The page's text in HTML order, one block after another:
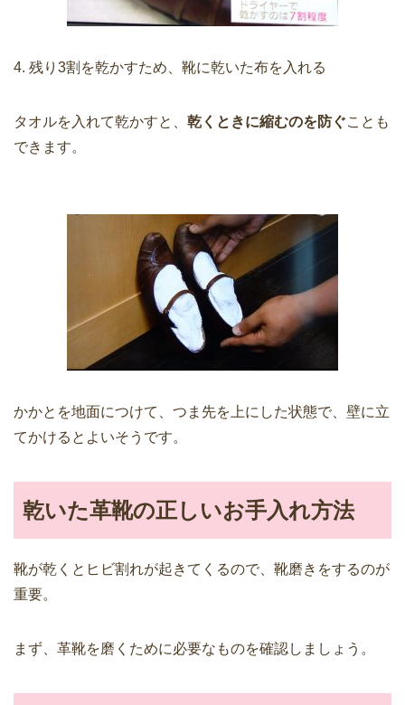
4. 残り3割を乾かすため、靴に乾いた布を入れる
タオルを入れて乾かすと、 乾くときに縮むのを防ぐことも
できます。
かかとを地面につけて、つま先を上にした状態で、壁に立
てかけるとよいそうです。
乾いた革靴の正しいお手入れ方法
靴が乾くとヒビ割れが起きてくるので、靴磨きをするのが
重要。
まず、革靴を磨くために必要なものを確認しましょう。